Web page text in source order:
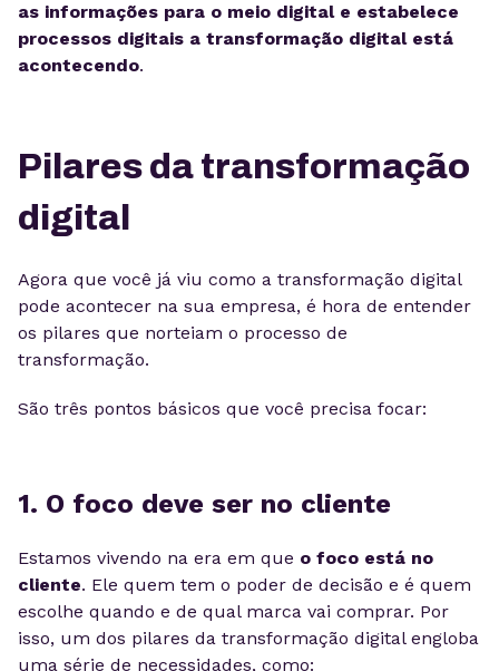
as informações para o meio digital e estabelece
processos digitais a transformação digital está
acontecendo.
Pilares da transformação
digital
Agora que você já viu como a transformação digital
pode acontecer na sua empresa, é hora de entender
os pilares que norteiam o processo de
transformação.
São três pontos básicos que você precisa focar:
1. O foco deve ser no cliente
Estamos vivendo na era em que o foco está no
cliente. Ele quem tem o poder de decisão e é quem
escolhe quando e de qual marca vai comprar. Por
isso, um dos pilares da transformação digital engloba
uma série de necessidades, como: